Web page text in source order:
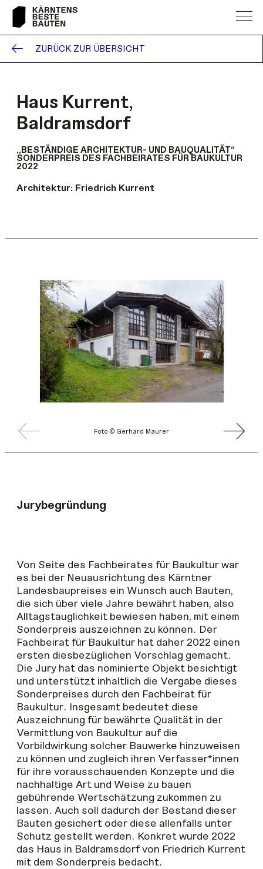
ZURÜCK ZUR ÜBERSICHT
Haus Kurrent,
Baldramsdorf
„BESTÄNDIGE ARCHITEKTUR- UND BAUQUALITÄT“
SONDERPREIS DES FACHBEIRATES FÜR BAUKULTUR
2022
Architektur:Friedrich Kurrent
Foto © Gerhard Maurer
Jurybegründung
Von Seite des Fachbeirates für Baukultur war
es bei der Neuausrichtung des Kärntner
Landesbaupreises ein Wunsch auch Bauten,
die sich über viele Jahre bewährt haben, also
Alltagstauglichkeit bewiesen haben, mit einem
Sonderpreis auszeichnen zu können. Der
Fachbeirat für Baukultur hat daher 2022 einen
ersten diesbezüglichen Vorschlag gemacht.
Die Jury hat das nominierte Objekt besichtigt
und unterstützt inhaltlich die Vergabe dieses
Sonderpreises durch den Fachbeirat für
Baukultur. Insgesamt bedeutet diese
Auszeichnung für bewährte Qualität in der
Vermittlung von Baukultur auf die
Vorbildwirkung solcher Bauwerke hinzuweisen
zu können und zugleich ihren Verfasser*innen
für ihre vorausschauenden Konzepte und die
nachhaltige Art und Weise zu bauen
gebührende Wertschätzung zukommen zu
lassen. Auch soll dadurch der Bestand dieser
Bauten gesichert oder diese allenfalls unter
Schutz gestellt werden. Konkret wurde 2022
das Haus in Baldramsdorf von Friedrich Kurrent
mit dem Sonderpreis bedacht.